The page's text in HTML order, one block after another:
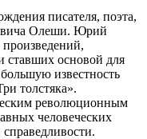
писателя, поэта,
Олеши. Юрий
ставших основой для
известность
толстяка».
революционным
человеческих